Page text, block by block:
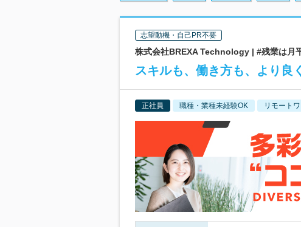
志望動機・自己PR不要
株式会社BREXA Technology | #残業は月
スキルも、働き方も、より良
正社員 職種・業種未経験OK リモート